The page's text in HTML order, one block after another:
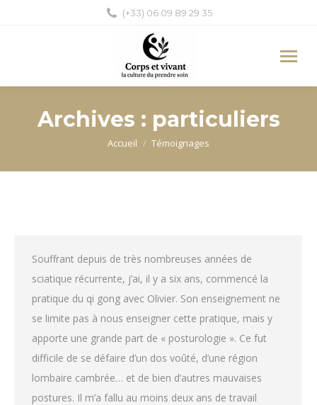
(+33) 06 09 89 29 35
Archives : particuliers
Vous êtes ici :
Accueil Témoignages
Souffrant depuis de très nombreuses années de
sciatique récurrente, j’ai, il y a six ans, commencé la
pratique du qi gong avec Olivier. Son enseignement ne
se limite pas à nous enseigner cette pratique, mais y
apporte une grande part de « posturologie ». Ce fut
difficile de se défaire d’un dos voûté, d’une région
lombaire cambrée… et de bien d’autres mauvaises
postures. Il m’a fallu au moins deux ans de travail